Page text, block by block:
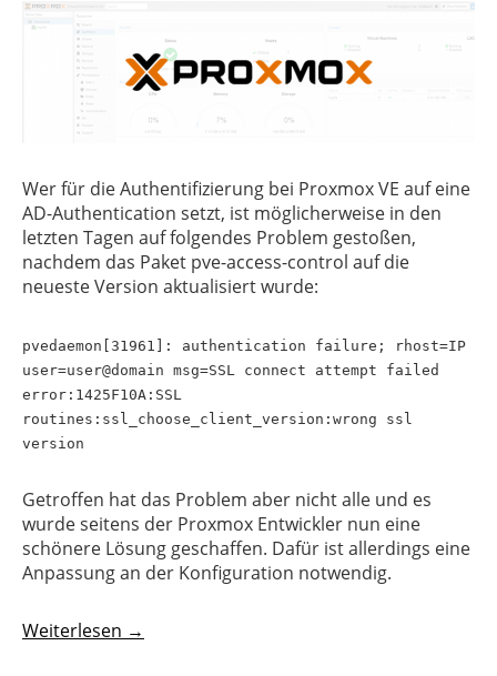
Wer für die Authentifizierung bei Proxmox VE auf eine
AD-Authentication setzt, ist möglicherweise in den
letzten Tagen auf folgendes Problem gestoßen,
nachdem das Paket pve-access-control auf die
neueste Version aktualisiert wurde:
pvedaemon[31961]: authentication failure; rhost=IP
user=user@domain msg=SSL connect attempt failed
error:1425F10A:SSL
routines:ssl_choose_client_version:wrong ssl
version
Getroffen hat das Problem aber nicht alle und es
wurde seitens der Proxmox Entwickler nun eine
schönere Lösung geschaffen. Dafür ist allerdings eine
Anpassung an der Konfiguration notwendig.
Weiterlesen →